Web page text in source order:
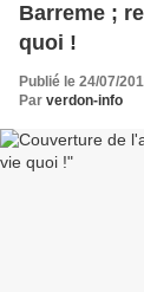
Barreme ;
quoi !
Publié le 24/07/
Par verdon-info